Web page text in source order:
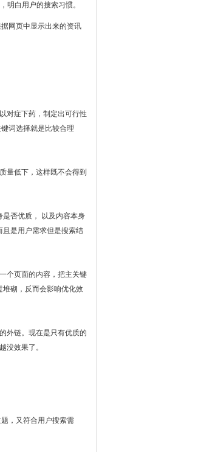
明白用户的搜索习惯。
网页中显示出来的资讯
对症下药，制定出可行性
词选择就是比较合理
量低下，这样既不会得到
否优质， 以及内容本身
且是用户需求但是搜索结
个页面的内容，把主关键
砌，反而会影响优化效
外链。现在是只有优质的
没效果了。
，又符合用户搜索需